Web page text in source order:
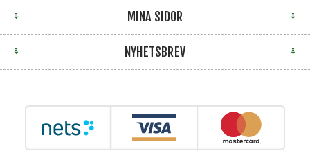
MINA SIDOR
NYHETSBREV